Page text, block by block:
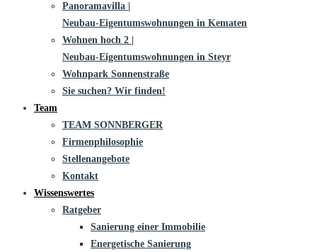
Panoramavilla |
Neubau-Eigentums­­wohnungen in Kematen
Wohnen hoch 2 |
Neubau-Eigentumswohnungen in Steyr
Wohnpark Sonnenstraße
Sie suchen? Wir finden!
Team
TEAM SONNBERGER
Firmenphilosophie
Stellenangebote
Kontakt
Wissenswertes
Ratgeber
Sanierung einer Immobilie
Energetische Sanierung